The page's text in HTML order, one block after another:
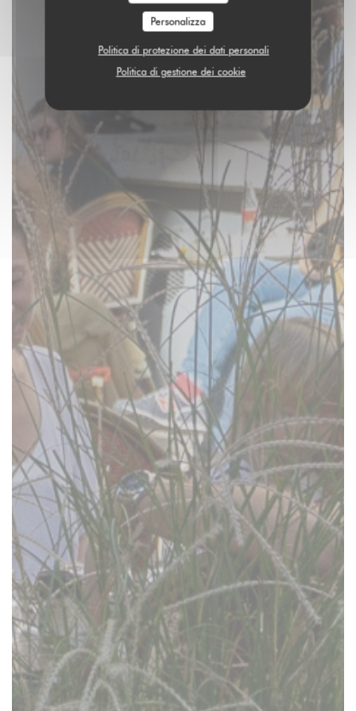
Personalizza
Politica di protezione dei dati personali
Politica di gestione dei cookie